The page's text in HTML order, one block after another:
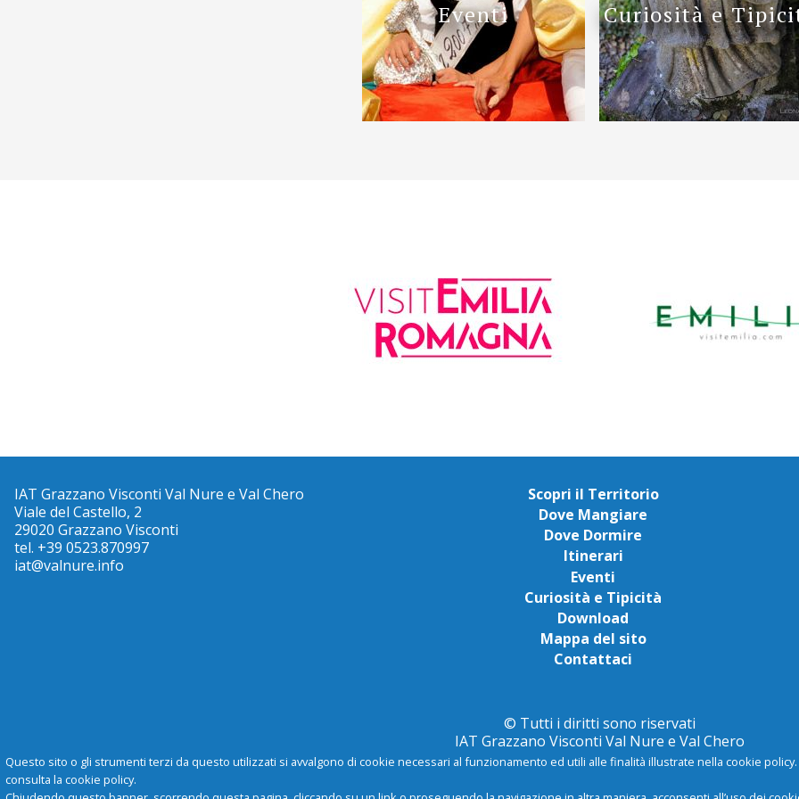
Eventi Curiosità e
IAT Grazzano Visconti Val Nure e Val Chero
Viale del Castello, 2
29020 Grazzano Visconti
tel. +39 0523.870997
iat@valnure.info
Scopri il Territorio
Dove Mangiare
Dove Dormire
Itinerari
Eventi
Curiosità e Tipicità
Download
Mappa del sito
Contattaci
© Tutti i diritti sono riservati
IAT Grazzano Visconti Val Nure e Val Chero
Questo sito o gli strumenti terzi da questo utilizzati si avvalgono di cookie necessari al funzionamento ed utili alle finalità illustrate nella cookie
consulta la cookie policy.